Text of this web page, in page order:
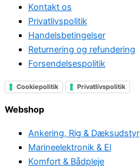
Kontakt os
Privatlivspolitik
Handelsbetingelser
Returnering og refundering
Forsendelsespolitik
Cookiepolitik Privatlivspolitik
Webshop
Ankering, Rig & Dæksudstyr
Marineelektronik & El
Komfort & Bådpleje